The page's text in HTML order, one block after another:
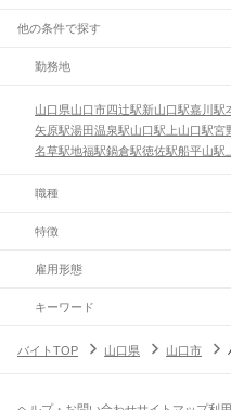
他の条件で探す
勤務地
山口県山口市四辻駅新山口駅嘉川駅
矢原駅湯田温泉駅山口駅 上山口駅宮
名草駅地福駅鍋倉駅徳佐駅船平山駅
職種
特徴
雇用形態
キーワード
バイトTOP 山口県 山口市